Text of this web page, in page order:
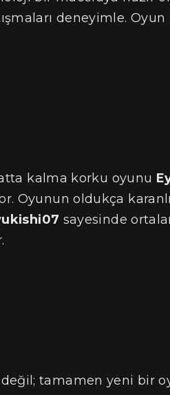
deneyimle. Oyun
kalma korku oyunu
Oyunun oldukça
sayesinde
tamamen yeni bir